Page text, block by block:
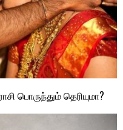
பொருந்தும் தெரியுமா?